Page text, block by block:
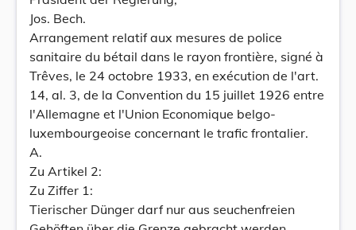
Jos. Bech.
Arrangement relatif aux mesures de police
sanitaire du bétail dans le rayon frontière, signé à
Trêves, le 24 octobre 1933, en exécution de l'art.
14, al. 3, de la Convention du 15 juillet 1926 entre
l'Allemagne et l'Union Economique belgo-
luxembourgeoise concernant le trafic frontalier.
A.
Zu Artikel 2:
Zu Ziffer 1:
Tierischer Dünger darf nur aus seuchenfreien